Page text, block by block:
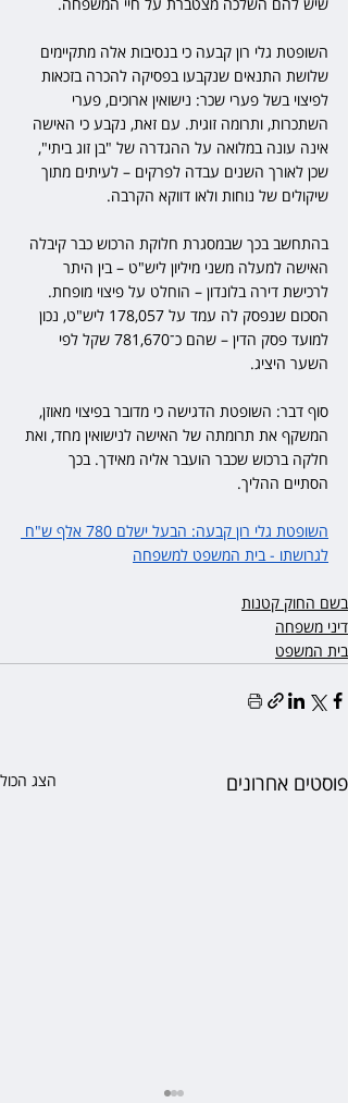
שיש להם השלכה מצטברת על חיי המשפחה.
השופטת גלי רון קבעה כי בנסיבות אלה מתקיימים
שלושת התנאים שנקבעו בפסיקה להכרה בזכאות
לפיצוי בשל פערי שכר: נישואין ארוכים, פערי
השתכרות, ותרומה זוגית. עם זאת, נקבע כי האישה
אינה עונה במלואה על ההגדרה של "בן זוג ביתי",
שכן לאורך השנים עבדה לפרקים – לעיתים מתוך
שיקולים של נוחות ולאו דווקא הקרבה.
בהתחשב בכך שבמסגרת חלוקת הרכוש כבר קיבלה
האישה למעלה משני מיליון ליש"ט – בין היתר
לרכישת דירה בלונדון – הוחלט על פיצוי מופחת.
הסכום שנפסק לה עמד על 178,057 ליש"ט, נכון
למועד פסק הדין – שהם כ־781,670 שקל לפי
השער היציג.
סוף דבר: השופטת הדגישה כי מדובר בפיצוי מאוזן,
המשקף את תרומתה של האישה לנישואין מחד, ואת
חלקה ברכוש שכבר הועבר אליה מאידך. בכך
הסתיים ההליך.
השופטת גלי רון קבעה: הבעל ישלם 780 אלף ש"ח
לגרושתו - בית המשפט למשפחה
בשם החוק קטנות
דיני משפחה
בית המשפט
פוסטים אחרונים הצג הכול